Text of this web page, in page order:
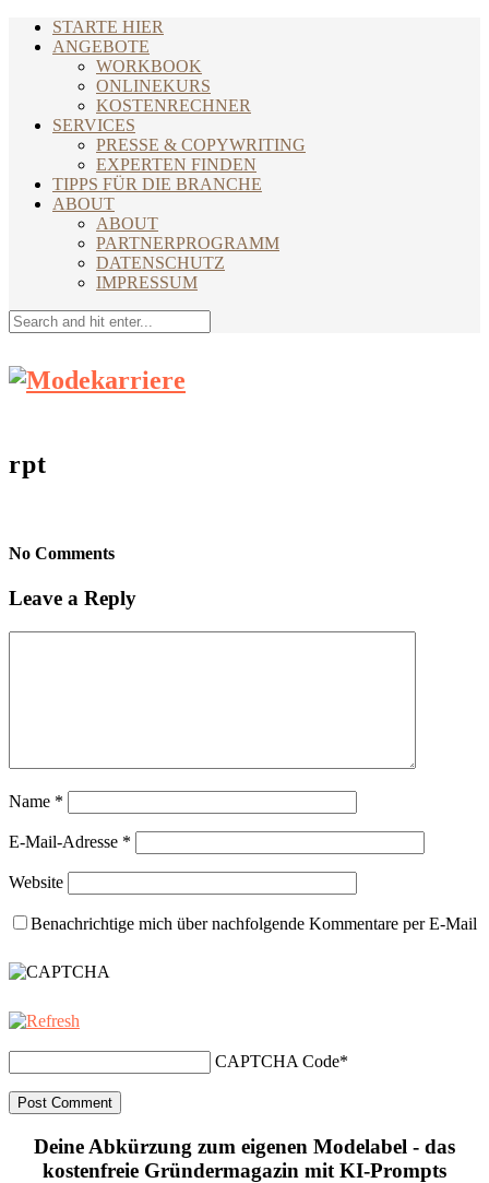
STARTE HIER
ANGEBOTE
WORKBOOK
ONLINEKURS
KOSTENRECHNER
SERVICES
PRESSE & COPYWRITING
EXPERTEN FINDEN
TIPPS FÜR DIE BRANCHE
ABOUT
ABOUT
PARTNERPROGRAMM
DATENSCHUTZ
IMPRESSUM
rpt
No Comments
Leave a Reply
Name *
E-Mail-Adresse *
Website
Benachrichtige mich über nachfolgende Kommentare per E-Mail
CAPTCHA Code*
Deine Abkürzung zum eigenen Modelabel - das
kostenfreie Gründermagazin mit KI-Prompts